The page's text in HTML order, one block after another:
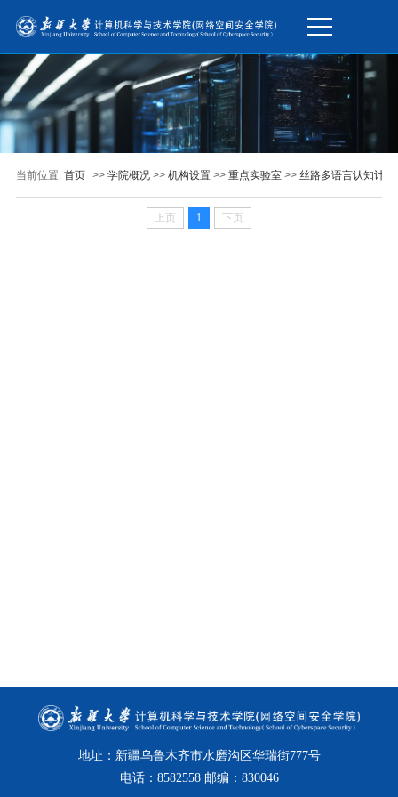
当前位置: 首页 >> 学院概况>> 机构设置>> 重点实验室>> 丝路多语言认知计
上页 1 下页
地址：新疆乌鲁木齐市水磨沟区华瑞街777号
电话：8582558 邮编：830046